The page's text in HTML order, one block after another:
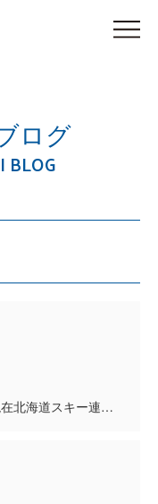
ログ
BLOG
新賢範です！ 私は現在北海道スキー連盟の中学生の強化指定選手達と一緒に軽井沢に来ています。今回はコーチングということで、自分の伝えられる技術をしっかり伝えて今回来ている選手達には今後活躍してほし...